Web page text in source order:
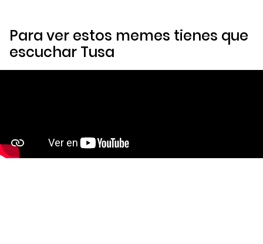
Para ver estos memes tienes que
escuchar Tusa